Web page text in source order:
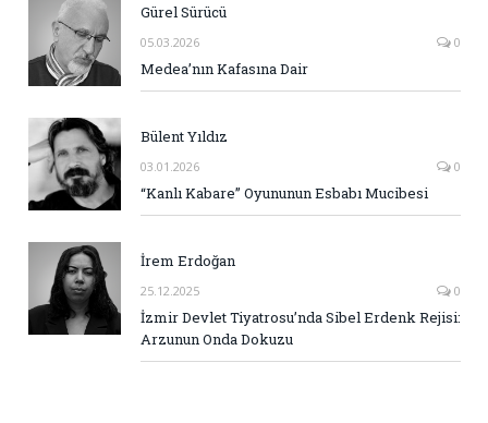
Gürel Sürücü
05.03.2026 0
Medea’nın Kafasına Dair
Bülent Yıldız
03.01.2026 0
“Kanlı Kabare” Oyununun Esbabı Mucibesi
İrem Erdoğan
25.12.2025 0
İzmir Devlet Tiyatrosu’nda Sibel Erdenk Rejisi:
Arzunun Onda Dokuzu